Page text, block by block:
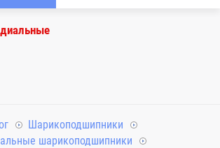
Шарикоподшипники
шарикоподшипники